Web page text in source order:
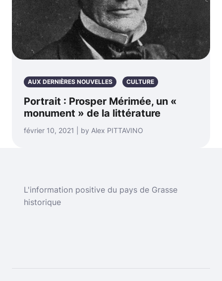
AUX DERNIÈRES NOUVELLES CULTURE
Portrait : Prosper Mérimée, un «
monument » de la littérature
février 10, 2021 | by Alex PITTAVINO
L'information positive du pays de Grasse
historique